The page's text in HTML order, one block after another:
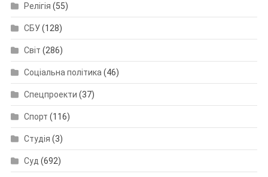
Релігія (55)
СБУ(128)
Світ (286)
Соціальна політика (46)
Спецпроекти (37)
Спорт (116)
Студія (3)
Суд (692)